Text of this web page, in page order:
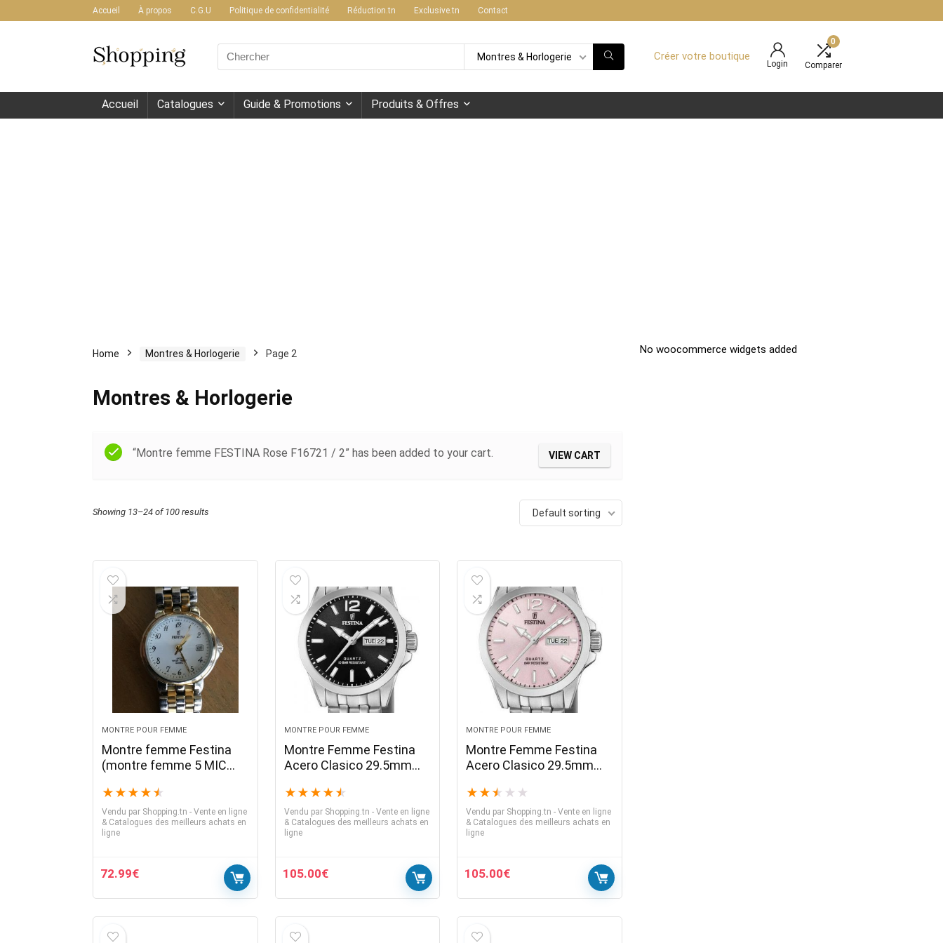
Accueil À propos C.G.U Politique de confidentialité Réduction.tn Exclusive.tn Contact
Search
for:
Montres & Horlogerie Créer votre boutique
Login
0
Comparer
Accueil Catalogues Guide & Promotions Produits & Offres
Home Montres & Horlogerie Page 2
Montres & Horlogerie
VIEW CART
“Montre femme FESTINA Rose F16721 / 2” has been added to your cart.
Showing 13–24 of 100 results Default sorting
MONTRE POUR FEMME
Montre femme Festina
(montre femme 5 MIC
★ ★ ★ ★ ★
Vendu par Shopping.tn - Vente en ligne
& Catalogues des meilleurs achats en
ligne
72.99€
MONTRE POUR FEMME
Montre Femme Festina
Acero Clasico 29.5mm
Argent F20455-4
★ ★ ★ ★ ★
Vendu parShopping.tn - Vente en ligne
& Catalogues des meilleurs achats en
ligne
105.00€
MONTRE POUR FEMME
Montre Femme Festina
Acero Clasico 29.5mm
Argent F20455-2
★ ★ ★ ★ ★
Vendu parShopping.tn - Vente en ligne
& Catalogues des meilleurs achats en
ligne
105.00€
No woocommerce widgets added